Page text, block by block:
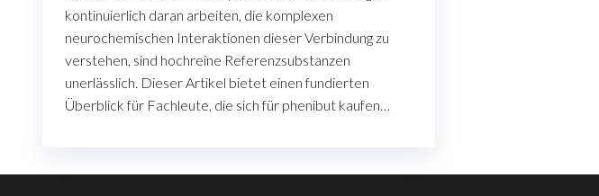
kontinuierlich daran arbeiten, die komplexen
neurochemischen Interaktionen dieser Verbindung zu
verstehen, sind hochreine Referenzsubstanzen
unerlässlich. Dieser Artikel bietet einen fundierten
Überblick für Fachleute, die sich für phenibut kaufen…